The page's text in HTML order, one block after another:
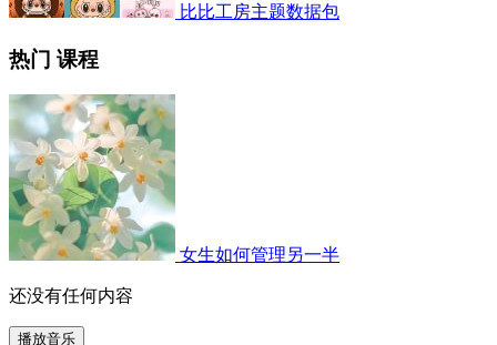
比比工房主题数据包
热门 课程
女生如何管理另一半
还没有任何内容
播放音乐